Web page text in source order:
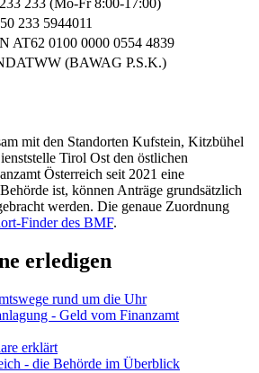
233 (Mo-Fr 8:00-17:00)
233 5944011
AT62 0100 0000 0554 4839
(BAWAG P.S.K.)
mit den Standorten Kufstein, Kitzbühel
Tirol Ost den östlichen
Österreich seit 2021 eine
ist, können Anträge grundsätzlich
werden. Die genaue Zuordnung
Finder des BMF.
erledigen
rund um die Uhr
- Geld vom Finanzamt
erklärt
- die Behörde im Überblick